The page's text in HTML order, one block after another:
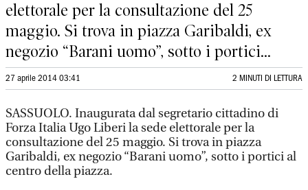
elettorale per la consultazione del 25
maggio. Si trova in piazza Garibaldi, ex
negozio “Barani uomo”, sotto i portici...
27 aprile 2014 03:41 2 MINUTI DI LETTURA
SASSUOLO. Inaugurata dal segretario cittadino di
Forza Italia Ugo Liberi la sede elettorale per la
consultazione del 25 maggio. Si trova in piazza
Garibaldi, ex negozio “Barani uomo”, sotto i portici al
centro della piazza.